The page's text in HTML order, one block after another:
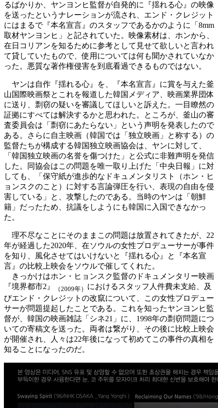
るばかりか、ヤンヨンヒ監督が自発的に『揺れる心』の映像
を送ったというナレーションが流され、エンド・クレジット
にはまるで『本名宣言』のスタッフであるかのように「8mm
取材ヤンヨンヒ」と記されていた。映像素材は、ホンから、
在日コリアンを知るために参考として見せて欲しいと言われ
て貸していたもので、使用については何も聞かされていなか
った。悪質な著作権侵害を到底看過できるものではない。
ヤンは自作『揺れる心』を、『本名宣言』に賞を与えた釜
山国際映画祭とこれを報道した韓国メディア、映画業界団体
に送り、剽窃の疑いを審議してほしいと訴えた。一目瞭然の
証拠にすべては解決するかと思われた。ところが、釜山の審
査委員会は「剽窃にあたらない」という声明を発表したので
ある。さらに自主映画（韓国では「独立映画」と称する）の
監督たちが構成する韓国独立映画協会は、ヤンに対して、
「韓国独立映画の名誉を傷つけた」と公式に非難声明を発信
した。同協会はこの問題を唯一取り上げた「中央日報」に対
しても、「保守紙が進歩的なドキュメンタリスト（ホン・ヒ
ョンスクのこと）に対する言論弾圧を行い、表現の自由を侵
害している」と、攻撃したのである。当時のヤンは 「朝鮮
籍」 だったため、抗議をしようにも韓国に入国できなかっ
た。
理不尽なことにそのままこの問題は放置されてきたが、22
年が経過した2020年、在ソウルの女性プロデューサーが事件
を知り、風化させてはいけないと『揺れる心』と『本名宣
言』の比較上映会をソウルで催してくれた。
きっかけはホン・ヒョンスク監督のドキュメンタリー映画
『境界都市2』
（2009年） におけるスタッフ人件費未支給、及
びエンド・クレジットの改竄について、この女性プロデュー
サーが問題提起したことである。これを知ったヤンヨンヒ監
督が、韓国の映画雑誌「シネ21」に、1998年の剽窃問題につ
いての寄稿文を送った。両者は繋がり、その後に比較上映会
が開催され、人々は22年後になって初めてこの事件の真相を
知ることになったのだ。